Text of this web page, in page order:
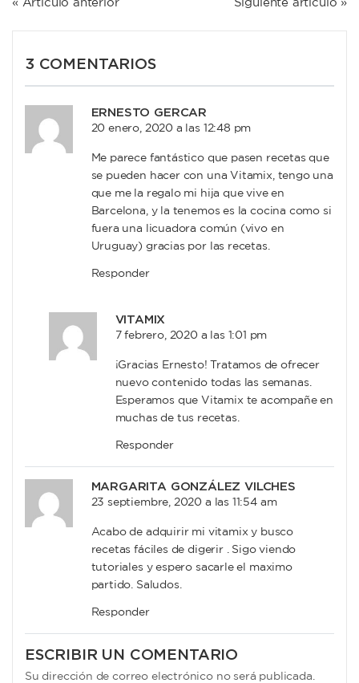
« Artículo anterior Siguiente artículo »
3 COMENTARIOS
ERNESTO GERCAR
20 enero, 2020 a las 12:48 pm
Me parece fantástico que pasen recetas que
se pueden hacer con una Vitamix, tengo una
que me la regalo mi hija que vive en
Barcelona, y la tenemos es la cocina como si
fuera una licuadora común (vivo en
Uruguay) gracias por las recetas.
Responder
VITAMIX
7 febrero, 2020 a las 1:01 pm
¡Gracias Ernesto! Tratamos de ofrecer
nuevo contenido todas las semanas.
Esperamos que Vitamix te acompañe en
muchas de tus recetas.
Responder
MARGARITA GONZÁLEZ VILCHES
23 septiembre, 2020 a las 11:54 am
Acabo de adquirir mi vitamix y busco
recetas fáciles de digerir . Sigo viendo
tutoriales y espero sacarle el maximo
partido. Saludos.
Responder
ESCRIBIR UN COMENTARIO
Su dirección de correo electrónico no será publicada.